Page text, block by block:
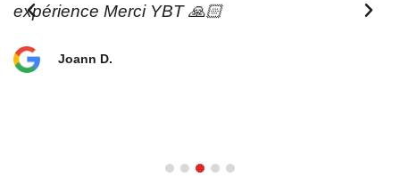
expérience Merci YBT 🙏🏻
Joann D.